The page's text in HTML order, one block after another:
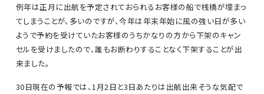
例年は正月に出航を予定されておられるお客様の船で桟橋が埋まっ
てしまうことが、多いのですが、今年は年末年始に風の強い日が多い
ようで予約を受けていたお客様のうちかなりの方から下架のキャン
セルを受けましたので、誰もお断わりすることなく下架することが出
来ました。
30日現在の予報では、1月2日と3日あたりは出航出来そうな気配で